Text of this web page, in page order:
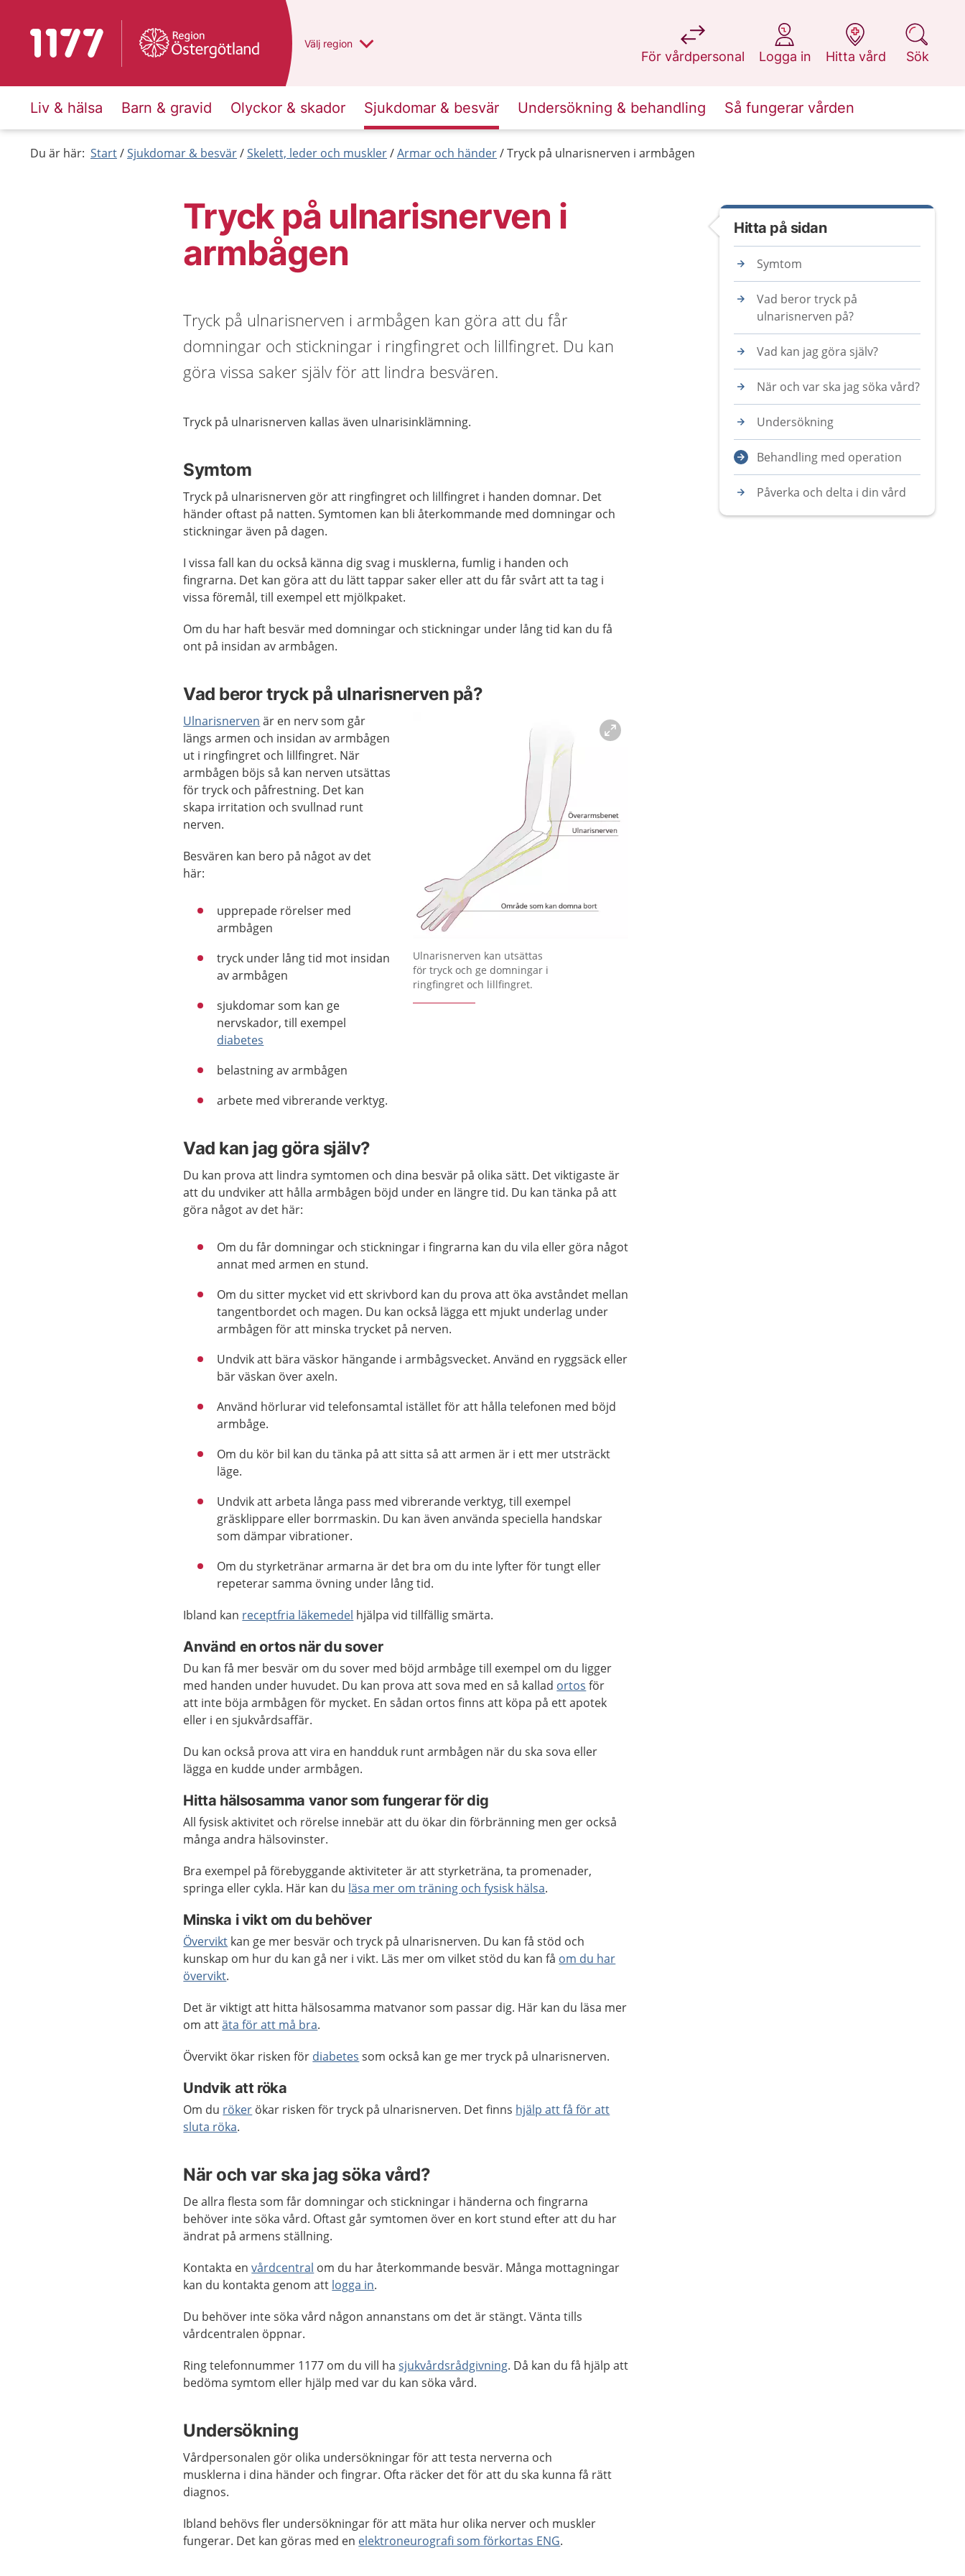
Till startsidan för 1177 Du har valt region
Välj en annan
region
För vårdpersonal
på 1177.se
Logga in
på 1177.se
Hitta vård
på 1177.se
Sök
på 1177.se
Liv & hälsa Barn & gravid Olyckor & skador Sjukdomar & besvär Undersökning & behandling Så fungerar vården
Du är här: Start Sjukdomar & besvär Skelett, leder och muskler Armar och händer Tryck på ulnarisnerven i armbågen
Tryck på ulnarisnerven i
armbågen
Tryck på ulnarisnerven i armbågen kan göra att du får
domningar och stickningar i ringfingret och lillfingret. Du kan
göra vissa saker själv för att lindra besvären.
Tryck på ulnarisnerven kallas även ulnarisinklämning.
Symtom
Tryck på ulnarisnerven gör att ringfingret och lillfingret i handen domnar. Det
händer oftast på natten. Symtomen kan bli återkommande med domningar och
stickningar även på dagen.
I vissa fall kan du också känna dig svag i musklerna, fumlig i handen och
fingrarna. Det kan göra att du lätt tappar saker eller att du får svårt att ta tag i
vissa föremål, till exempel ett mjölkpaket.
Om du har haft besvär med domningar och stickningar under lång tid kan du få
ont på insidan av armbågen.
Vad beror tryck på ulnarisnerven på?
Förstora bilden
Ulnarisnerven kan utsättas
för tryck och ge domningar i
ringfingret och lillfingret.
Ulnarisnerven är en nerv som går
längs armen och insidan av armbågen
ut i ringfingret och lillfingret. När
armbågen böjs så kan nerven utsättas
för tryck och påfrestning. Det kan
skapa irritation och svullnad runt
nerven.
Besvären kan bero på något av det
här:
upprepade rörelser med
armbågen
tryck under lång tid mot insidan
av armbågen
sjukdomar som kan ge
nervskador, till exempel
diabetes
belastning av armbågen
arbete med vibrerande verktyg.
Vad kan jag göra själv?
Du kan prova att lindra symtomen och dina besvär på olika sätt. Det viktigaste är
att du undviker att hålla armbågen böjd under en längre tid. Du kan tänka på att
göra något av det här:
Om du får domningar och stickningar i fingrarna kan du vila eller göra något
annat med armen en stund.
Om du sitter mycket vid ett skrivbord kan du prova att öka avståndet mellan
tangentbordet och magen. Du kan också lägga ett mjukt underlag under
armbågen för att minska trycket på nerven.
Undvik att bära väskor hängande i armbågsvecket. Använd en ryggsäck eller
bär väskan över axeln.
Använd hörlurar vid telefonsamtal istället för att hålla telefonen med böjd
armbåge.
Om du kör bil kan du tänka på att sitta så att armen är i ett mer utsträckt
läge.
Undvik att arbeta långa pass med vibrerande verktyg, till exempel
gräsklippare eller borrmaskin. Du kan även använda speciella handskar
som dämpar vibrationer.
Om du styrketränar armarna är det bra om du inte lyfter för tungt eller
repeterar samma övning under lång tid.
Ibland kan receptfria läkemedel hjälpa vid tillfällig smärta.
Använd en ortos när du sover
Du kan få mer besvär om du sover med böjd armbåge till exempel om du ligger
med handen under huvudet. Du kan prova att sova med en så kallad ortos för
att inte böja armbågen för mycket. En sådan ortos finns att köpa på ett apotek
eller i en sjukvårdsaffär.
Du kan också prova att vira en handduk runt armbågen när du ska sova eller
lägga en kudde under armbågen.
Hitta hälsosamma vanor som fungerar för dig
All fysisk aktivitet och rörelse innebär att du ökar din förbränning men ger också
många andra hälsovinster.
Bra exempel på förebyggande aktiviteter är att styrketräna, ta promenader,
springa eller cykla. Här kan du läsa mer om träning och fysisk hälsa.
Minska i vikt om du behöver
Övervikt kan ge mer besvär och tryck på ulnarisnerven. Du kan få stöd och
kunskap om hur du kan gå ner i vikt. Läs mer om vilket stöd du kan få om du har
övervikt.
Det är viktigt att hitta hälsosamma matvanor som passar dig. Här kan du läsa mer
om attäta för att må bra.
Övervikt ökar risken för diabetes som också kan ge mer tryck på ulnarisnerven.
Undvik att röka
Om du röker ökar risken för tryck på ulnarisnerven. Det finns hjälp att få för att
sluta röka.
När och var ska jag söka vård?
De allra flesta som får domningar och stickningar i händerna och fingrarna
behöver inte söka vård. Oftast går symtomen över en kort stund efter att du har
ändrat på armens ställning.
Kontakta envårdcentral om du har återkommande besvär. Många mottagningar
kan du kontakta genom att logga in.
Du behöver inte söka vård någon annanstans om det är stängt. Vänta tills
vårdcentralen öppnar.
Ring telefonnummer 1177 om du vill hasjukvårdsrådgivning. Då kan du få hjälp att
bedöma symtom eller hjälp med var du kan söka vård.
Undersökning
Vårdpersonalen gör olika undersökningar för att testa nerverna och
musklerna i dina händer och fingrar. Ofta räcker det för att du ska kunna få rätt
diagnos.
Ibland behövs fler undersökningar för att mäta hur olika nerver och muskler
fungerar. Det kan göras med en elektroneurografi som förkortas ENG.
Hitta på sidan
Symtom
Vad beror tryck på
ulnarisnerven på?
Vad kan jag göra själv?
När och var ska jag söka vård?
Undersökning
Behandling med operation
Påverka och delta i din vård